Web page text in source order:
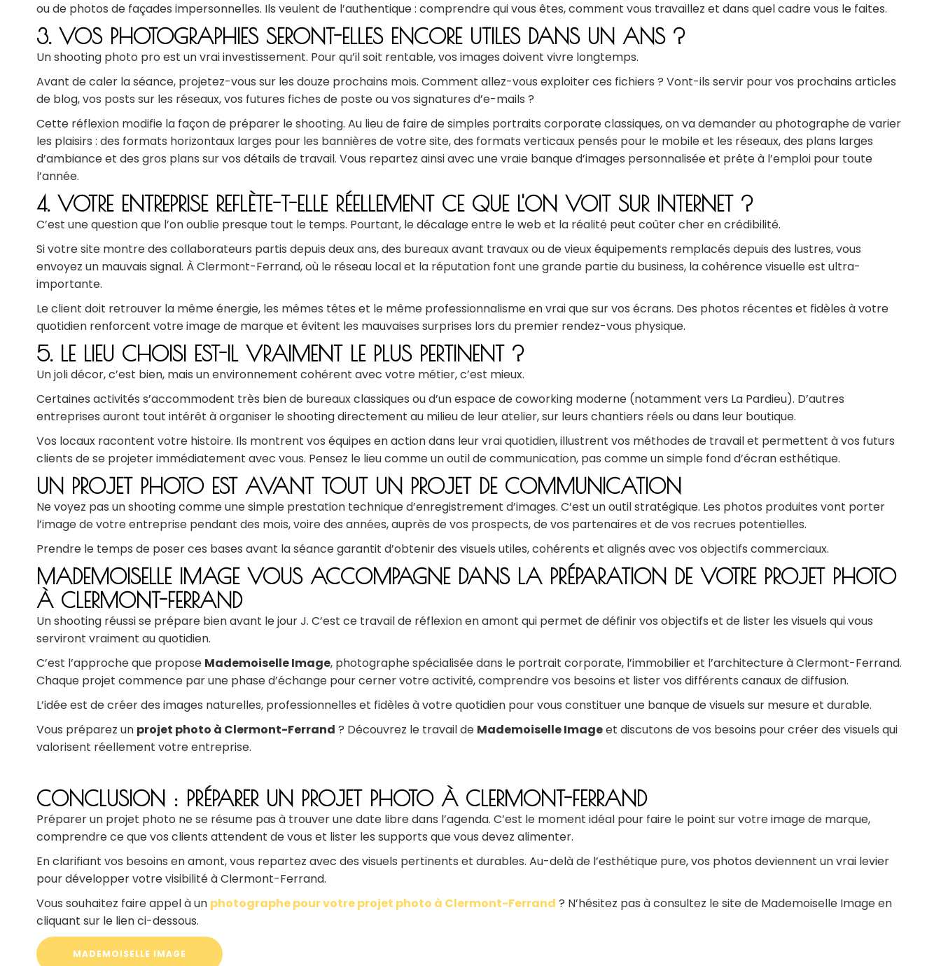
ou de photos de façades impersonnelles. Ils veulent de l’authentique : comprendre qui vous êtes, comment vous travaillez et dans quel cadre vous le faites.
3. VOS PHOTOGRAPHIES SERONT-ELLES ENCORE UTILES DANS UN ANS ?
Un shooting photo pro est un vrai investissement. Pour qu’il soit rentable, vos images doivent vivre longtemps.
Avant de caler la séance, projetez-vous sur les douze prochains mois. Comment allez-vous exploiter ces fichiers ? Vont-ils servir pour vos prochains articles
de blog, vos posts sur les réseaux, vos futures fiches de poste ou vos signatures d’e-mails ?
Cette réflexion modifie la façon de préparer le shooting. Au lieu de faire de simples portraits corporate classiques, on va demander au photographe de varier
les plaisirs : des formats horizontaux larges pour les bannières de votre site, des formats verticaux pensés pour le mobile et les réseaux, des plans larges
d’ambiance et des gros plans sur vos détails de travail. Vous repartez ainsi avec une vraie banque d’images personnalisée et prête à l’emploi pour toute
l’année.
4. VOTRE ENTREPRISE REFLÈTE-T-ELLE RÉELLEMENT CE QUE L'ON VOIT SUR INTERNET ?
C’est une question que l’on oublie presque tout le temps. Pourtant, le décalage entre le web et la réalité peut coûter cher en crédibilité.
Si votre site montre des collaborateurs partis depuis deux ans, des bureaux avant travaux ou de vieux équipements remplacés depuis des lustres, vous
envoyez un mauvais signal. À Clermont-Ferrand, où le réseau local et la réputation font une grande partie du business, la cohérence visuelle est ultra-
importante.
Le client doit retrouver la même énergie, les mêmes têtes et le même professionnalisme en vrai que sur vos écrans. Des photos récentes et fidèles à votre
quotidien renforcent votre image de marque et évitent les mauvaises surprises lors du premier rendez-vous physique.
5. LE LIEU CHOISI EST-IL VRAIMENT LE PLUS PERTINENT ?
Un joli décor, c’est bien, mais un environnement cohérent avec votre métier, c’est mieux.
Certaines activités s’accommodent très bien de bureaux classiques ou d’un espace de coworking moderne (notamment vers La Pardieu). D’autres
entreprises auront tout intérêt à organiser le shooting directement au milieu de leur atelier, sur leurs chantiers réels ou dans leur boutique.
Vos locaux racontent votre histoire. Ils montrent vos équipes en action dans leur vrai quotidien, illustrent vos méthodes de travail et permettent à vos futurs
clients de se projeter immédiatement avec vous. Pensez le lieu comme un outil de communication, pas comme un simple fond d’écran esthétique.
UN PROJET PHOTO EST AVANT TOUT UN PROJET DE COMMUNICATION
Ne voyez pas un shooting comme une simple prestation technique d’enregistrement d’images. C’est un outil stratégique. Les photos produites vont porter
l’image de votre entreprise pendant des mois, voire des années, auprès de vos prospects, de vos partenaires et de vos recrues potentielles.
Prendre le temps de poser ces bases avant la séance garantit d’obtenir des visuels utiles, cohérents et alignés avec vos objectifs commerciaux.
MADEMOISELLE IMAGE VOUS ACCOMPAGNE DANS LA PRÉPARATION DE VOTRE PROJET PHOTO
À CLERMONT-FERRAND
Un shooting réussi se prépare bien avant le jour J. C’est ce travail de réflexion en amont qui permet de définir vos objectifs et de lister les visuels qui vous
serviront vraiment au quotidien.
C’est l’approche que propose Mademoiselle Image, photographe spécialisée dans le portrait corporate, l’immobilier et l’architecture à Clermont-Ferrand.
Chaque projet commence par une phase d’échange pour cerner votre activité, comprendre vos besoins et lister vos différents canaux de diffusion.
L’idée est de créer des images naturelles, professionnelles et fidèles à votre quotidien pour vous constituer une banque de visuels sur mesure et durable.
Vous préparez un projet photo à Clermont-Ferrand ? Découvrez le travail de Mademoiselle Imageet discutons de vos besoins pour créer des visuels qui
valorisent réellement votre entreprise.
CONCLUSION : PRÉPARER UN PROJET PHOTO À CLERMONT-FERRAND
Préparer un projet photo ne se résume pas à trouver une date libre dans l’agenda. C’est le moment idéal pour faire le point sur votre image de marque,
comprendre ce que vos clients attendent de vous et lister les supports que vous devez alimenter.
En clarifiant vos besoins en amont, vous repartez avec des visuels pertinents et durables. Au-delà de l’esthétique pure, vos photos deviennent un vrai levier
pour développer votre visibilité à Clermont-Ferrand.
Vous souhaitez faire appel à un photographe pour votre projet photo à Clermont-Ferrand ? N’hésitez pas à consultez le site de Mademoiselle Image en
cliquant sur le lien ci-dessous.
MADEMOISELLE IMAGE